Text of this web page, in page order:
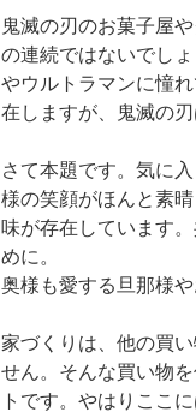
鬼滅の刃のお菓子屋
の連続ではないでし
やウルトラマンに憧
在しますが、鬼滅の
さて本題です。気に
様の笑顔がほんと素
味が存在しています
めに。
奥様も愛する旦那様
家づくりは、他の買
せん。そんな買い物
トです。やはりここ